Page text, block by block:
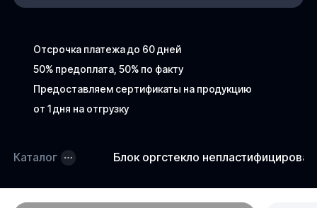
Отсрочка платежа до 60 дней
50% предоплата, 50% по факту
Предоставляем сертификаты на продукцию
от 1 дня на отгрузку
Каталог Блок оргстекло